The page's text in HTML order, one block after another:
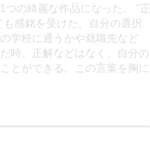
の綺麗な作品になった。 "正
感銘を受けた。自分の選択
学校に通うかや就職先など
時、正解などはなく、自分の
とができる。この言葉を胸に